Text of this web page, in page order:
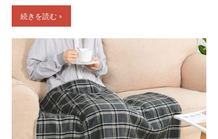
続きを読む